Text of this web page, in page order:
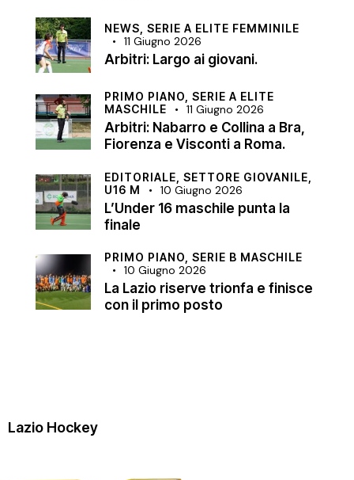
NEWS, SERIE A ELITE FEMMINILE
11 Giugno 2026
Arbitri: Largo ai giovani.
PRIMO PIANO, SERIE A ELITE
MASCHILE
11 Giugno 2026
Arbitri: Nabarro e Collina a Bra,
Fiorenza e Visconti a Roma.
EDITORIALE, SETTORE GIOVANILE,
U16 M
10 Giugno 2026
L’Under 16 maschile punta la
finale
PRIMO PIANO, SERIE B MASCHILE
10 Giugno 2026
La Lazio riserve trionfa e finisce
con il primo posto
Lazio Hockey